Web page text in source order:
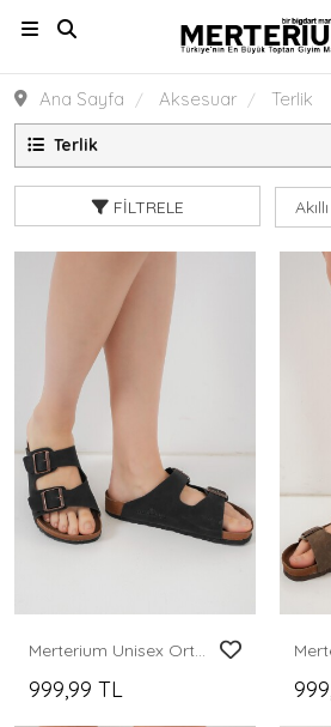
Ana Sayfa Aksesuar Terlik
Terlik
FILTRELE
999,99 TL